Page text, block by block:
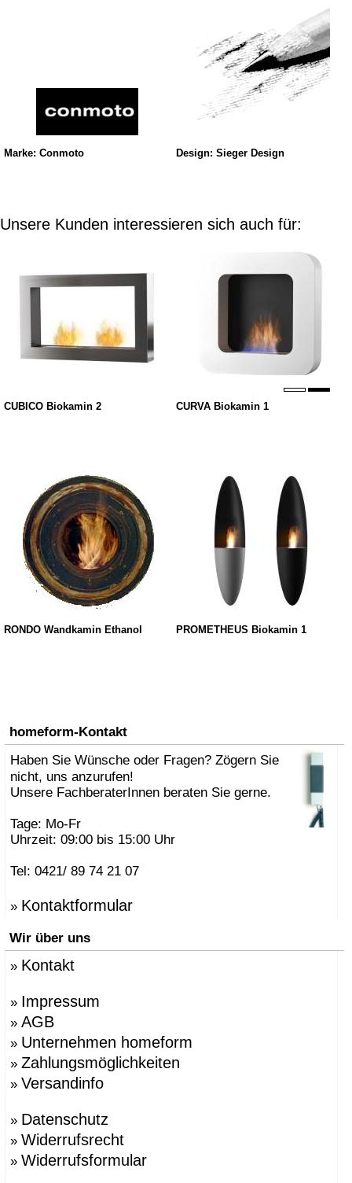
Marke: Conmoto Design: Sieger Design
Unsere Kunden interessieren sich auch für:
CUBICO Biokamin 2 CURVA Biokamin 1
RONDO Wandkamin Ethanol PROMETHEUS Biokamin 1
homeform-Kontakt
Haben Sie Wünsche oder Fragen? Zögern Sie
nicht, uns anzurufen!
Unsere FachberaterInnen beraten Sie gerne.
Tage: Mo-Fr
Uhrzeit: 09:00 bis 15:00 Uhr
Tel: 0421/ 89 74 21 07
» Kontaktformular
Wir über uns
» Kontakt
» Impressum
» AGB
» Unternehmen homeform
» Zahlungsmöglichkeiten
» Versandinfo
» Datenschutz
» Widerrufsrecht
» Widerrufsformular